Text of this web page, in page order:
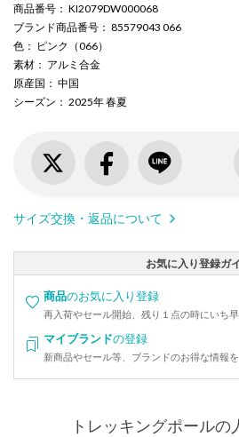
商品番号 ： KI2079DW000068
ブランド商品番号 ： 85579043 066
色 ： ピンク（066）
素材 ： アルミ合金
原産国 ： 中国
シーズン ： 2025年 春夏
サイズ交換・返品について
お気に入り登録ガ
商品のお気に入り登録
再入荷やセール開始、残り１点の時にいち
マイブランドの登録
新商品やセール等、ブランドのお得な情報
トレッキングポールの